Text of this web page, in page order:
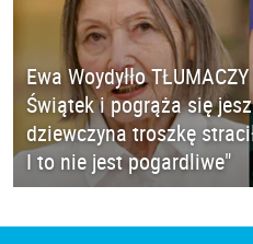
Ewa Woydyłło
Świątek i pogrąża się
dziewczyna troszkę
I to nie jest pogardliwe"